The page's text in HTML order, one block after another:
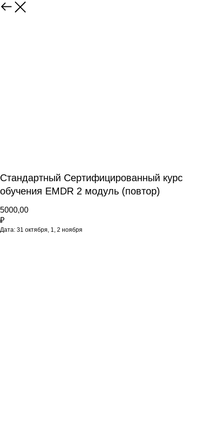
Стандартный Сертифицированный курс
обучения EMDR 2 модуль (повтор)
5000,00
₽
Дата: 31 октября, 1, 2 ноября